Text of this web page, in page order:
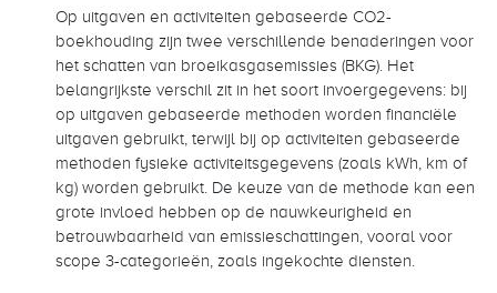
Op uitgaven en activiteiten gebaseerde CO2-
boekhouding zijn twee verschillende benaderingen voor
het schatten van broeikasgasemissies (BKG). Het
belangrijkste verschil zit in het soort invoergegevens: bij
op uitgaven gebaseerde methoden worden financiële
uitgaven gebruikt, terwijl bij op activiteiten gebaseerde
methoden fysieke activiteitsgegevens (zoals kWh, km of
kg) worden gebruikt. De keuze van de methode kan een
grote invloed hebben op de nauwkeurigheid en
betrouwbaarheid van emissieschattingen, vooral voor
scope 3-categorieën, zoals ingekochte diensten.